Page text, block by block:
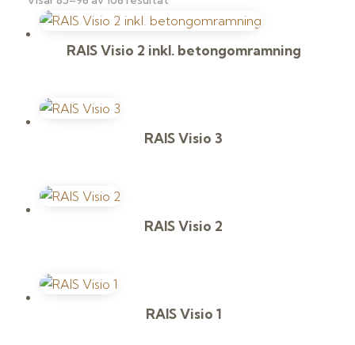
efter
RAIS Visio 2 inkl. betongomramning
RAIS Visio 3
RAIS Visio 2
RAIS Visio 1